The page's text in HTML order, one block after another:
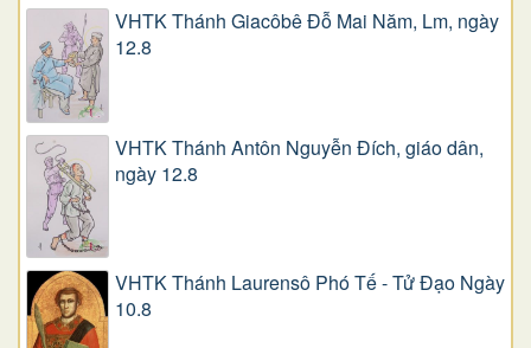
VHTK Thánh Giacôbê Ðỗ Mai Năm, Lm, ngày
12.8
VHTK Thánh Antôn Nguyễn Ðích, giáo dân,
ngày 12.8
VHTK Thánh Laurensô Phó Tế - Tử Đạo Ngày
10.8